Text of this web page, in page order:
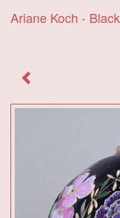
Ariane Koch -